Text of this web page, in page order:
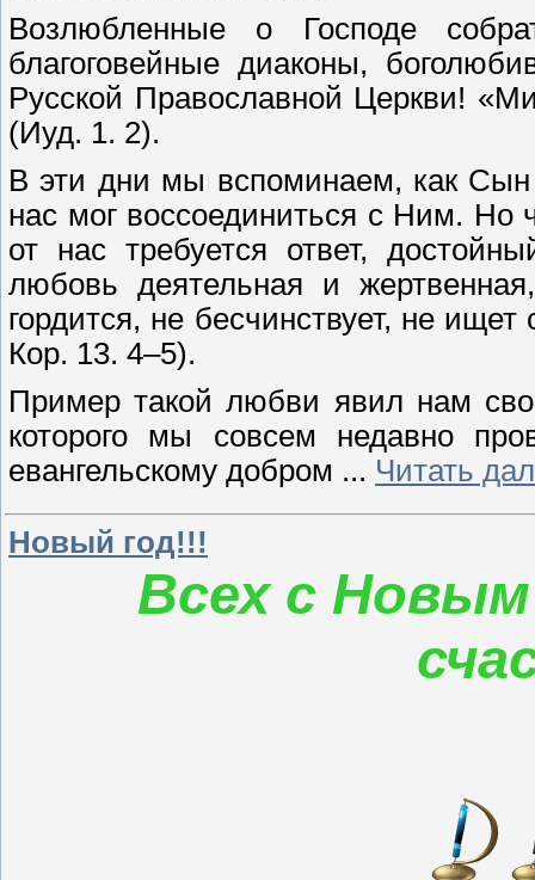
Возлюбленные о Господе
благоговейные диаконы,
Русской Православной Церкви!
(Иуд. 1. 2).
В эти дни мы вспоминаем, как
нас мог воссоединиться с Ним. Но
от нас требуется ответ,
любовь деятельная и
гордится, не бесчинствует, не
Кор. 13. 4–5).
Пример такой любви явил нам
которого мы совсем недавно
евангельскому добром ... Читать
Новый год!!!
Всех с